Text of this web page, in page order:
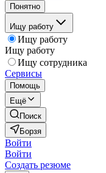
Понятно
Ищу работу
Ищу работу
Ищу работу
Ищу сотрудника
Сервисы
Помощь
Ещё
Поиск
Борзя
Войти
Войти
Создать резюме